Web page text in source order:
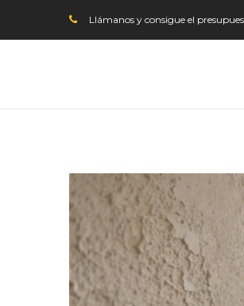
Llámanos y consigue el